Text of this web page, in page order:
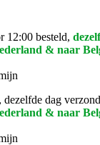
12:00 besteld,
& naar
dag
& naar